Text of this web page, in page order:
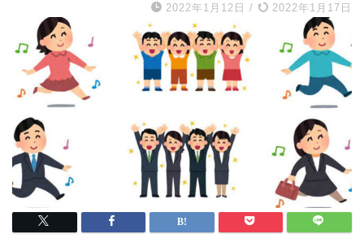
2022年1月12日 / 2022年1月17日